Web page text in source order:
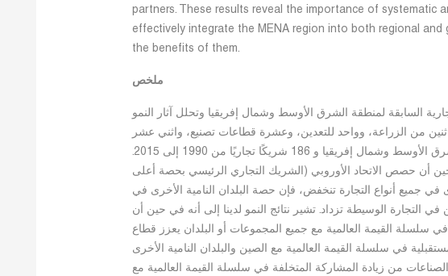
partners. These results reveal the importance of systematic
effectively integrate the MENA region into both regional and
the benefits of them.
ملخص
السابقة لمنطقة الشرق الأوسط وشمال إفريقيا وتحلل آثار النمو
من الزراعة، وواحد للتعدين، وعشرة قطاعات تصنيع، واثني عشر
قطاعًا خدميًا في 19 دولة في الشرق الأوسط وشمال إفريقيا و 186 شريكًا تجاريًا من 1990 إلى 2015.
أن حصص الاتحاد الأوروبي (الشريك التجاري الرئيسي بحصة أعلى
في جميع أنواع التجارة تنخفض، فإن حصة البلدان النامية الأخرى في
التجارة الوسيطة تزداد. تشير نتائج النمو لدينا إلى أنه في حين أن
سلسلة القيمة العالمية مع جميع المجموعات أو البلدان يعزز قطاع
في سلسلة القيمة العالمية مع الصين والبلدان النامية الأخرى
من زيادة المشاركة المتخلفة في سلسلة القيمة العالمية مع